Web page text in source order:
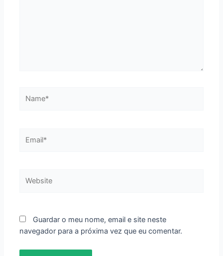
Guardar o meu nome, email e site neste
navegador para a próxima vez que eu comentar.